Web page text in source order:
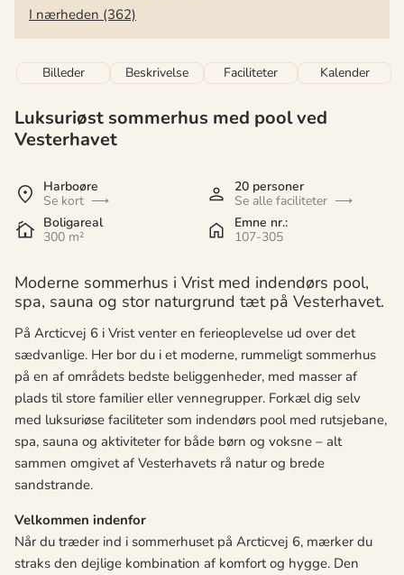
I nærheden (362)
Billeder Beskrivelse Faciliteter Kalender
Luksuriøst sommerhus med pool ved
Vesterhavet
Harboøre
Se kort
20 personer
Se alle faciliteter
Boligareal
300 m²
Emne nr.:
107-305
Moderne sommerhus i Vrist med indendørs pool,
spa, sauna og stor naturgrund tæt på Vesterhavet.
På Arcticvej 6 i Vrist venter en ferieoplevelse ud over det
sædvanlige. Her bor du i et moderne, rummeligt sommerhus
på en af områdets bedste beliggenheder, med masser af
plads til store familier eller vennegrupper. Forkæl dig selv
med luksuriøse faciliteter som indendørs pool med rutsjebane,
spa, sauna og aktiviteter for både børn og voksne – alt
sammen omgivet af Vesterhavets rå natur og brede
sandstrande.
Velkommen indenfor
Når du træder ind i sommerhuset på Arcticvej 6, mærker du
straks den dejlige kombination af komfort og hygge. Den